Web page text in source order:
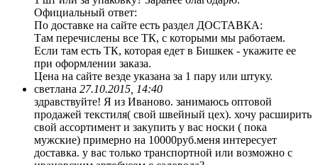
Официальный ответ:
По доставке на сайте есть раздел ДОСТАВКА:
Там перечислены все ТК, с которыми мы работаем.
Если там есть ТК, которая едет в Бишкек - укажите ее
при оформлении заказа.
Цена на сайте везде указана за 1 пару или штуку.
светлана 27.10.2015, 14:40
здравствуйте! Я из Иваново. занимаюсь оптовой
продажей текстиля( свой швейный цех). хочу расширить
свой ассортимент и закупить у вас носки ( пока
мужские) примерно на 10000руб.меня интересует
доставка. у вас только транспортной или возможно с